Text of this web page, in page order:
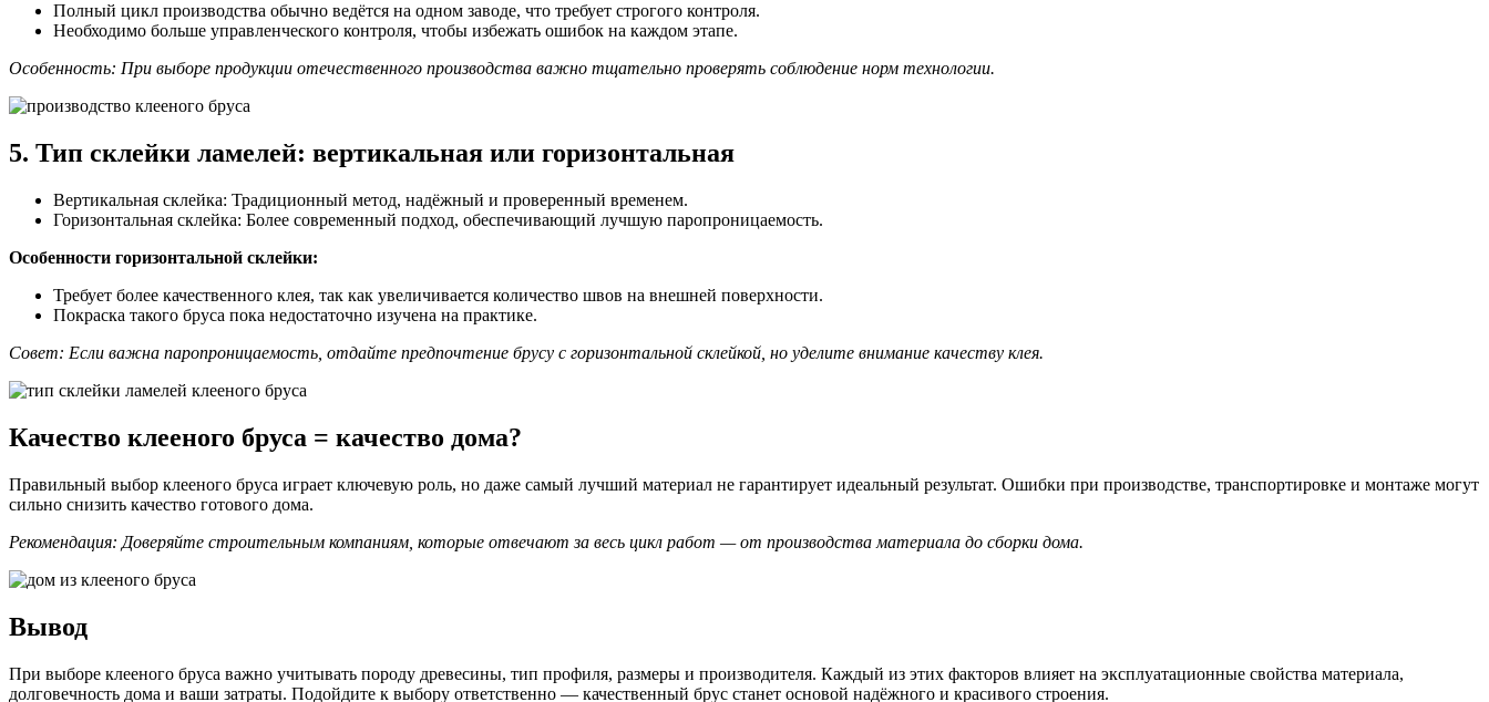
Полный цикл производства обычно ведётся на одном заводе, что требует строгого контроля.
Необходимо больше управленческого контроля, чтобы избежать ошибок на каждом этапе.
Особенность: При выборе продукции отечественного производства важно тщательно проверять соблюдение норм технологии.
5. Тип склейки ламелей: вертикальная или горизонтальная
Вертикальная склейка: Традиционный метод, надёжный и проверенный временем.
Горизонтальная склейка: Более современный подход, обеспечивающий лучшую паропроницаемость.
Особенности горизонтальной склейки:
Требует более качественного клея, так как увеличивается количество швов на внешней поверхности.
Покраска такого бруса пока недостаточно изучена на практике.
Совет: Если важна паропроницаемость, отдайте предпочтение брусу с горизонтальной склейкой, но уделите внимание качеству клея.
Качество клееного бруса = качество дома?
Правильный выбор клееного бруса играет ключевую роль, но даже самый лучший материал не гарантирует идеальный результат. Ошибки при производстве, транспортировке и монтаже могут
сильно снизить качество готового дома.
Рекомендация: Доверяйте строительным компаниям, которые отвечают за весь цикл работ — от производства материала до сборки дома.
Вывод
При выборе клееного бруса важно учитывать породу древесины, тип профиля, размеры и производителя. Каждый из этих факторов влияет на эксплуатационные свойства материала,
долговечность дома и ваши затраты. Подойдите к выбору ответственно — качественный брус станет основой надёжного и красивого строения.